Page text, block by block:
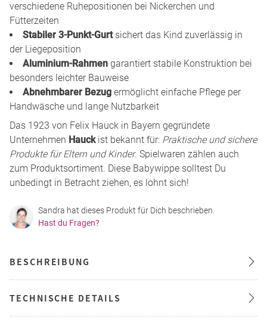
verschiedene Ruhepositionen bei Nickerchen und
Fütterzeiten
Stabiler 3-Punkt-Gurtsichert das Kind zuverlässig in
der Liegeposition
Aluminium-Rahmen garantiert stabile Konstruktion bei
besonders leichter Bauweise
Abnehmbarer Bezug ermöglicht einfache Pflege per
Handwäsche und lange Nutzbarkeit
Das 1923 von Felix Hauck in Bayern gegründete
Unternehmen Hauckist bekannt für: Praktische und sichere
Produkte für Eltern und Kinder. Spielwaren zählen auch
zum Produktsortiment. Diese Babywippe solltest Du
unbedingt in Betracht ziehen, es lohnt sich!
Sandra hat dieses Produkt für Dich beschrieben.
Hast du Fragen?
BESCHREIBUNG
TECHNISCHE DETAILS